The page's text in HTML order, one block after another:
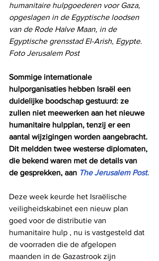
humanitaire hulpgoederen voor Gaza,
opgeslagen in de Egyptische loodsen
van de Rode Halve Maan, in de
Egyptische grensstad El-Arish, Egypte.
Foto Jerusalem Post
Sommige internationale
hulporganisaties hebben Israël een
duidelijke boodschap gestuurd: ze
zullen niet meewerken aan het nieuwe
humanitaire hulpplan, tenzij er een
aantal wijzigingen worden aangebracht.
Dit meldden twee westerse diplomaten,
die bekend waren met de details van
de gesprekken, aan The Jerusalem Post.
Deze week keurde het Israëlische
veiligheidskabinet een nieuw plan
goed voor de distributie van
humanitaire hulp , nu is vastgesteld dat
de voorraden die de afgelopen
maanden in de Gazastrook zijn